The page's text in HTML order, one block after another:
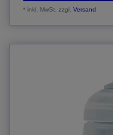
*inkl. MwSt. zzgl.Versand